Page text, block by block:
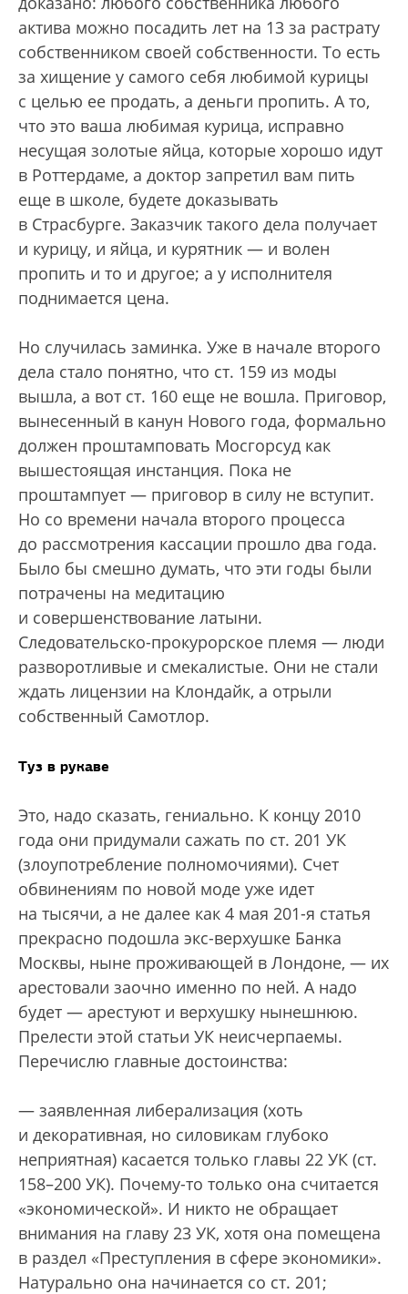
актива можно посадить лет на 13 за растрату
собственником своей собственности. То есть
за хищение у самого себя любимой курицы
с целью ее продать, а деньги пропить. А то,
что это ваша любимая курица, исправно
несущая золотые яйца, которые хорошо идут
в Роттердаме, а доктор запретил вам пить
еще в школе, будете доказывать
в Страсбурге. Заказчик такого дела получает
и курицу, и яйца, и курятник — и волен
пропить и то и другое; а у исполнителя
поднимается цена.
Но случилась заминка. Уже в начале второго
дела стало понятно, что ст. 159 из моды
вышла, а вот ст. 160 еще не вошла. Приговор,
вынесенный в канун Нового года, формально
должен проштамповать Мосгорсуд как
вышестоящая инстанция. Пока не
проштампует — приговор в силу не вступит.
Но со времени начала второго процесса
до рассмотрения кассации прошло два года.
Было бы смешно думать, что эти годы были
потрачены на медитацию
и совершенствование латыни.
Следовательско-прокурорское племя — люди
разворотливые и смекалистые. Они не стали
ждать лицензии на Клондайк, а отрыли
собственный Самотлор.
Туз в рукаве
Это, надо сказать, гениально. К концу 2010
года они придумали сажать по ст. 201 УК
(злоупотребление полномочиями). Счет
обвинениям по новой моде уже идет
на тысячи, а не далее как 4 мая 201-я статья
прекрасно подошла экс-верхушке Банка
Москвы, ныне проживающей в Лондоне, — их
арестовали заочно именно по ней. А надо
будет — арестуют и верхушку нынешнюю.
Прелести этой статьи УК неисчерпаемы.
Перечислю главные достоинства:
— заявленная либерализация (хоть
и декоративная, но силовикам глубоко
неприятная) касается только главы 22 УК (ст.
158–200 УК). Почему-то только она считается
«экономической». И никто не обращает
внимания на главу 23 УК, хотя она помещена
в раздел «Преступления в сфере экономики».
Натурально она начинается со ст. 201;